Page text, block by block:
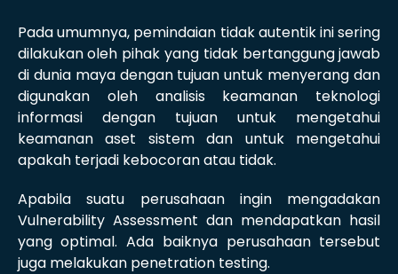
Pada umumnya, pemindaian tidak autentik ini sering
dilakukan oleh pihak yang tidak bertanggung jawab
di dunia maya dengan tujuan untuk menyerang dan
digunakan oleh analisis keamanan teknologi
informasi dengan tujuan untuk mengetahui
keamanan aset sistem dan untuk mengetahui
apakah terjadi kebocoran atau tidak.
Apabila suatu perusahaan ingin mengadakan
Vulnerability Assessment dan mendapatkan hasil
yang optimal. Ada baiknya perusahaan tersebut
juga melakukan penetration testing.